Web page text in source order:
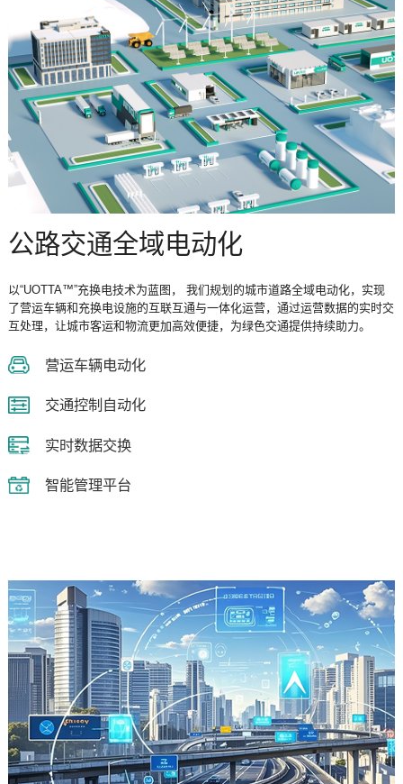
公路交通全域电动化
以“UOTTA™”充换电技术为蓝图， 我们规划的城市道路全域电动化，实现
了营运车辆和充换电设施的互联互通与一体化运营，通过运营数据的实时交
互处理，让城市客运和物流更加高效便捷，为绿色交通提供持续助力。
营运车辆电动化
交通控制自动化
实时数据交换
智能管理平台